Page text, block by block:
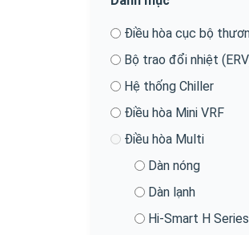
Điều hòa cục bộ
Bộ trao đổi nhiệt
Hệ thống Chiller
Điều hòa Mini VRF
Điều hòa Multi
Dàn nóng
Dàn lạnh
Hi-Smart H Series